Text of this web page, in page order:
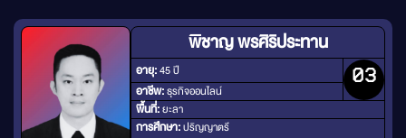
พิชาญ พรศิริประทาน
อายุ:45 ปี
อาชีพ:ธุรกิจออนไลน์
03
พื้นที่:ยะลา
การศึกษา:ปริญญาตรี